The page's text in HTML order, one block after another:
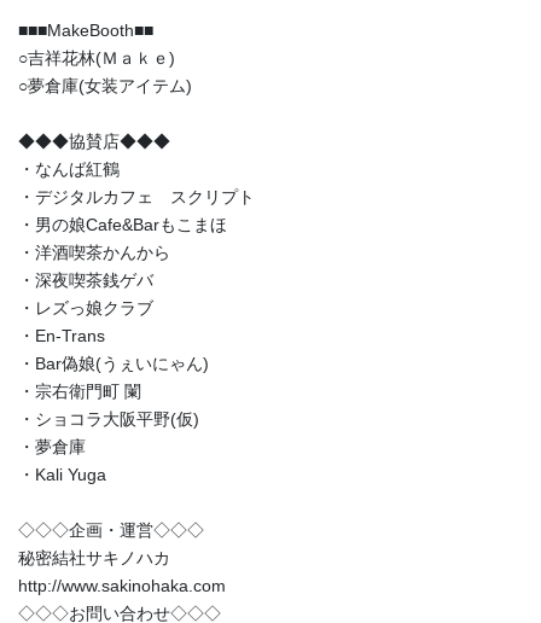
■■■MakeBooth■■
○吉祥花林(Ｍａｋｅ)
○夢倉庫(女装アイテム)
◆◆◆協賛店◆◆◆
・なんば紅鶴
・デジタルカフェ スクリプト
・男の娘Cafe&Barもこまほ
・洋酒喫茶かんから
・深夜喫茶銭ゲバ
・レズっ娘クラブ
・En-Trans
・Bar偽娘(うぇいにゃん)
・宗右衛門町 闌
・ショコラ大阪平野(仮)
・夢倉庫
・Kali Yuga
◇◇◇企画・運営◇◇◇
秘密結社サキノハカ
http://www.sakinohaka.com
◇◇◇お問い合わせ◇◇◇